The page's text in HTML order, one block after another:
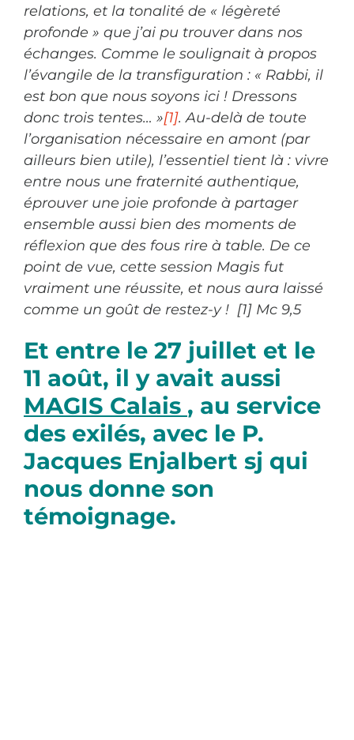
relations, et la tonalité de « légèreté
profonde » que j’ai pu trouver dans nos
échanges. Comme le soulignait à propos
l’évangile de la transfiguration : « Rabbi, il
est bon que nous soyons ici ! Dressons
donc trois tentes… »[1]. Au-delà de toute
l’organisation nécessaire en amont (par
ailleurs bien utile), l’essentiel tient là : vivre
entre nous une fraternité authentique,
éprouver une joie profonde à partager
ensemble aussi bien des moments de
réflexion que des fous rire à table. De ce
point de vue, cette session Magis fut
vraiment une réussite, et nous aura laissé
comme un goût de restez-y ! [1] Mc 9,5
Et entre le 27 juillet et le
11 août, il y avait aussi
MAGIS Calais , au service
des exilés, avec le P.
Jacques Enjalbert sj qui
nous donne son
témoignage.